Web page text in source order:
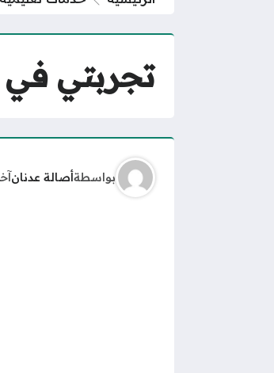
تجربتي في
بواسطةأصالة عدنان